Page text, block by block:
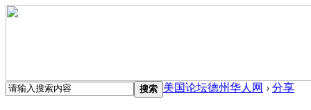
搜索 美国论坛德州华人网 › 分享